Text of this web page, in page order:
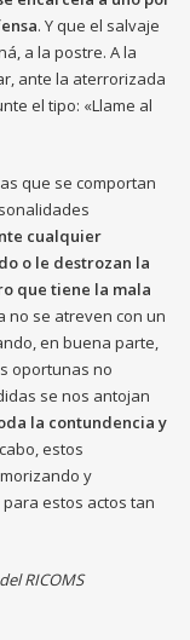
. Y que el salvaje
a la postre. A la
ante la aterrorizada
el tipo: «Llame al
que se comportan
cualquier
o le destrozan la
que tiene la mala
no se atreven con un
en buena parte,
oportunas no
se nos antojan
la contundencia y
estos
y
estos actos tan
RICOMS